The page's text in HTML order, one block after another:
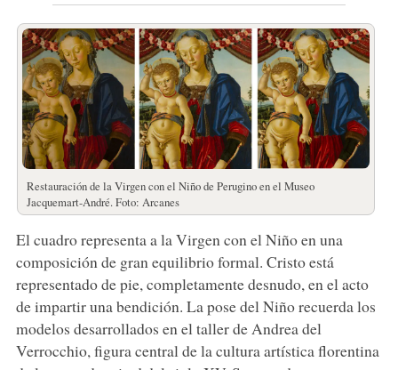
Restauración de la Virgen con el Niño de Perugino en el Museo
Jacquemart-André. Foto: Arcanes
El cuadro representa a la Virgen con el Niño en una
composición de gran equilibrio formal. Cristo está
representado de pie, completamente desnudo, en el acto
de impartir una bendición. La pose del Niño recuerda los
modelos desarrollados en el taller de Andrea del
Verrocchio, figura central de la cultura artística florentina